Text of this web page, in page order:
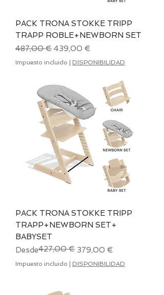
PACK TRONA STOKKE TRIPP
TRAPP ROBLE+NEWBORN SET
Precio
487,00 € Precio de oferta
439,00 €
Impuesto incluido DISPONIBILIDAD
PACK TRONA STOKKE TRIPP
TRAPP+NEWBORN SET+
BABYSET
Desde
Precio427,00 € 379,00 €
Precio de oferta
Impuesto incluido DISPONIBILIDAD